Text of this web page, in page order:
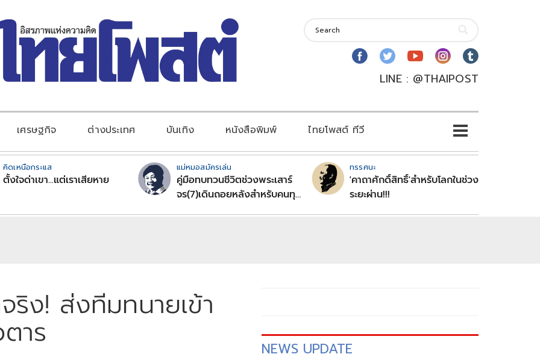
LINE : @THAIPOST
เศรษฐกิจ ต่างประเทศ บันเทิง หนังสือพิมพ์ ไทยโพสต์ ทีวี
คิดเหนือกระแส
ตั้งใจด่าเขา...แต่เราเสียหาย
แม่หมอสมัครเล่น
คู่มือทบทวนชีวิตช่วงพระเสาร์
จร(7)เดินถอยหลังสำหรับคนทุก
ทรรศนะ
'คาถาศักดิ์สิทธิ์'สำหรับโลกในช่วง
ระยะผ่าน!!!
ง! ส่งทีมทนายเข้า
าร NEWS UPDATE